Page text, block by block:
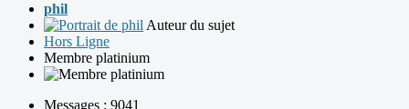
phil
Auteur du sujet
Hors Ligne
Membre platinium
Messages : 9041